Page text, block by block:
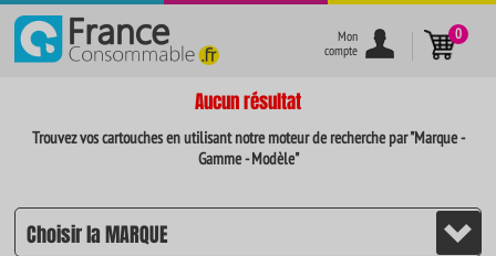
}
Mon
compte
0
Aucun résultat
Trouvez vos cartouches en utilisant notre moteur de recherche par "Marque -
Gamme - Modèle"